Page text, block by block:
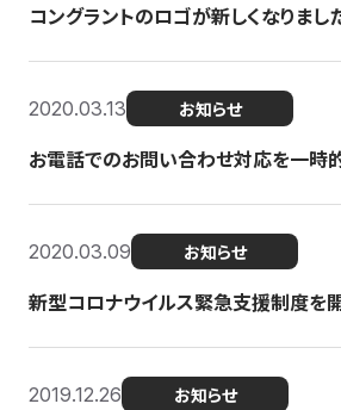
コングラントのロゴが新しくなりまし
2020.03.13 お知らせ
お電話でのお問い合わせ対応を一時
2020.03.09 お知らせ
新型コロナウイルス緊急支援制度を
2019.12.26 お知らせ